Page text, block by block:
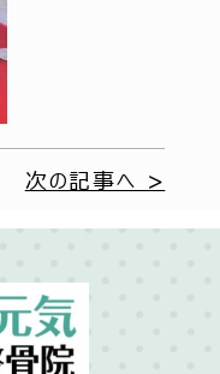
次の記事へ >